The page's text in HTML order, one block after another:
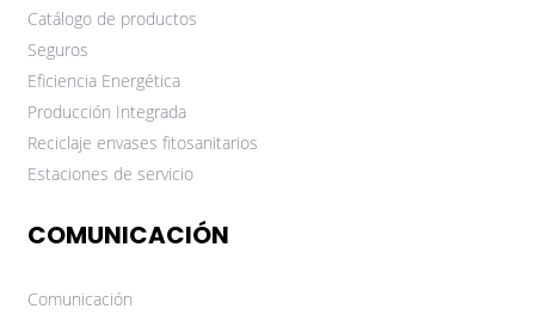
Catálogo de productos
Seguros
Eficiencia Energética
Producción Integrada
Reciclaje envases fitosanitarios
Estaciones de servicio
COMUNICACIÓN
Comunicación